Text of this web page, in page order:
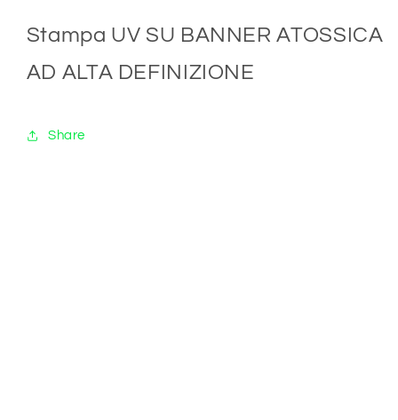
Stampa UV SU BANNER ATOSSICA
AD ALTA DEFINIZIONE
Share